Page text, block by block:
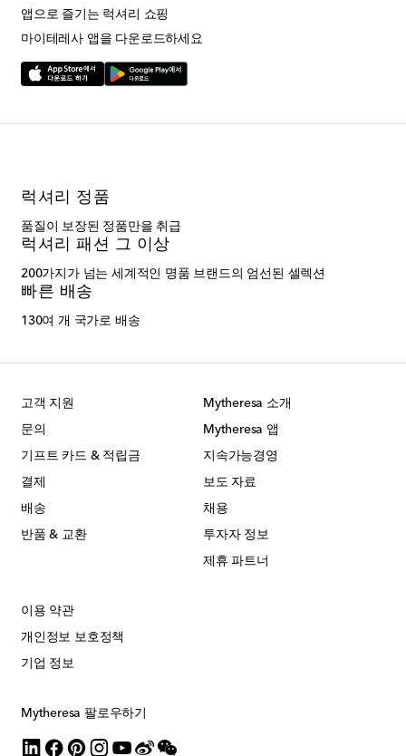
앱으로 즐기는 럭셔리 쇼핑
마이테레사 앱을 다운로드하세요
럭셔리 정품
품질이 보장된 정품만을 취급
럭셔리 패션 그 이상
200가지가 넘는 세계적인 명품 브랜드의 엄선된 셀렉션
빠른 배송
130여 개 국가로 배송
고객 지원
문의
기프트 카드 & 적립금
결제
배송
반품 & 교환
Mytheresa 소개
Mytheresa 앱
지속가능경영
보도 자료
채용
투자자 정보
제휴 파트너
이용 약관
개인정보 보호정책
기업 정보
Mytheresa 팔로우하기